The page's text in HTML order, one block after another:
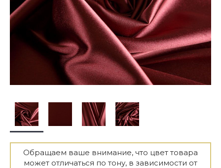
Обращаем ваше внимание, что цвет товара
может отличаться по тону, в зависимости от